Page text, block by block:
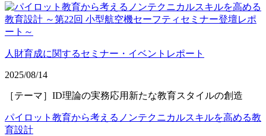
人財育成に関するセミナー・イベントレポート
2025/08/14
［テーマ］ID理論の実務応用新たな教育スタイルの創造
パイロット教育から考えるノンテクニカルスキルを高める教
育設計